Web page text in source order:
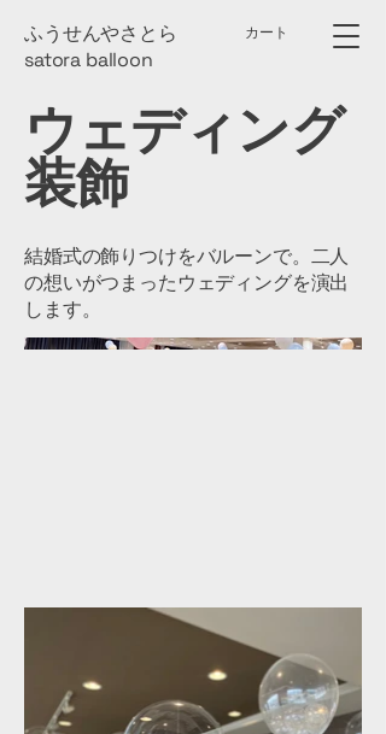
​ふうせんやさとら
satora ball​oon
カート
ウェディング
装飾
結婚式の飾りつけをバルーンで。二人
の想いがつまったウェディングを演出
します。